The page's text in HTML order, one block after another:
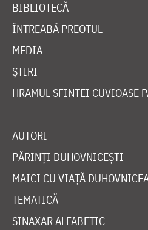
BIBLIOTECĂ
ÎNTREABĂ PREOTUL
MEDIA
ȘTIRI
HRAMUL SFINTEI CUVIOASE
AUTORI
PĂRINȚI DUHOVNICEȘTI
MAICI CU VIAȚĂ
TEMATICĂ
SINAXAR ALFABETIC